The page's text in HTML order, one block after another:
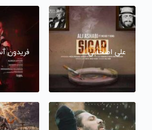
علی اصحابی فریدون